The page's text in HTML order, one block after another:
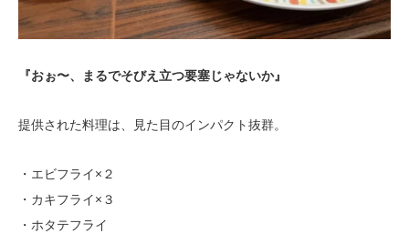
『おぉ〜、まるでそびえ立つ要塞じゃないか』
提供された料理は、見た目のインパクト抜群。
・エビフライ×２
・カキフライ×３
・ホタテフライ